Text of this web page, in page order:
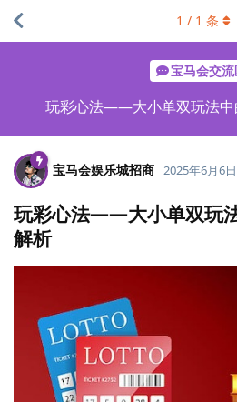
宝马会交流
玩彩心法——大小单双玩法中
1 / 1 条
宝马会娱乐城招商 2025年6月6日
玩彩心法——大小单双玩
解析